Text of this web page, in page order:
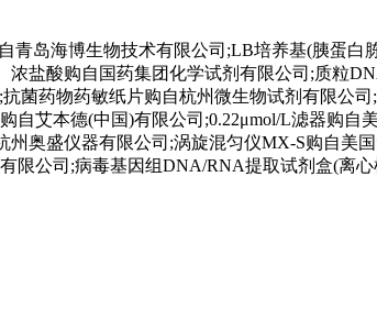
青岛海博生物技术有限公司;LB培养基(胰蛋白
浓盐酸购自国药集团化学试剂有限公司;质粒
菌药物药敏纸片购自杭州微生物试剂有限公
自艾本德(中国)有限公司;0.22μmol/L滤器购
州奥盛仪器有限公司;涡旋混匀仪MX-S购自美
限公司;病毒基因组DNA/RNA提取试剂盒(离心